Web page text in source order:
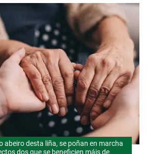
abeiro desta liña, se poñan en marcha
dos que se beneficien máis de